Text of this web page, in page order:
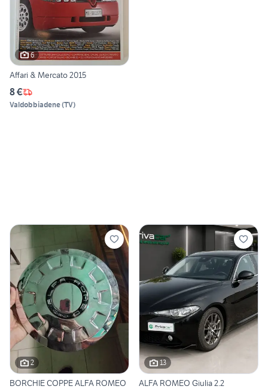
6
Affari & Mercato 2015
8 €
Valdobbiadene(TV)
2
BORCHIE COPPE ALFA ROMEO
13
ALFA ROMEO Giulia 2.2